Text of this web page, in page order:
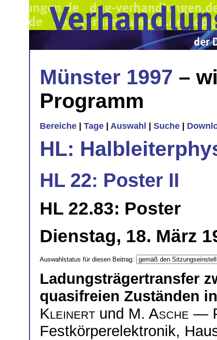
Münster 1997 –
Programm
Bereiche Tage Auswahl Suche
HL:
HL 22: Poster II
HL 22.83: Poster
Dienstag, 18. März
Auswahlstatus für diesen Beitrag:
Ladungsträgertransfer
quasifreien Zuständen
Kleinert und M. Asche —
Festkörperelektronik,